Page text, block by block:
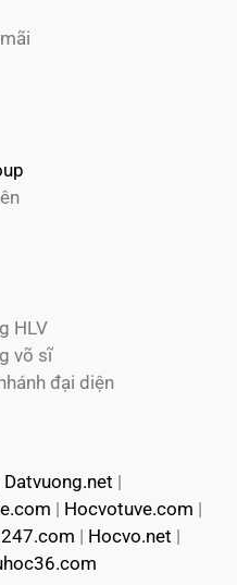
HLV
võ sĩ
đại diện
Datvuong.net |
| Hocvotuve.com |
| Hocvo.net |